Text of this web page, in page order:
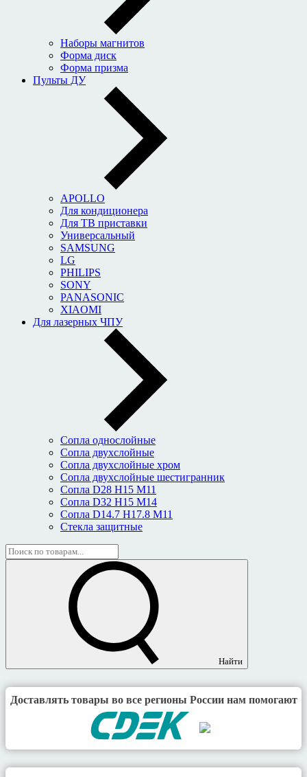
Наборы магнитов
Форма диск
Форма призма
Пульты ДУ
APOLLO
Для кондиционера
Для ТВ приставки
Универсальный
SAMSUNG
LG
PHILIPS
SONY
PANASONIC
XIAOMI
Для лазерных ЧПУ
Сопла однослойные
Сопла двухслойные
Сопла двухслойные хром
Сопла двухслойные шестигранник
Сопла D28 H15 M11
Сопла D32 H15 M14
Сопла D14.7 H17.8 M11
Стекла защитные
Найти
Доставлять товары во все регионы России нам помогают